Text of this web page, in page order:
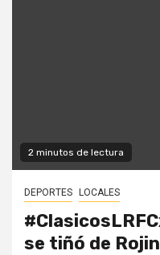
2 minutos de lectura
DEPORTES LOCALES
se tiñó de